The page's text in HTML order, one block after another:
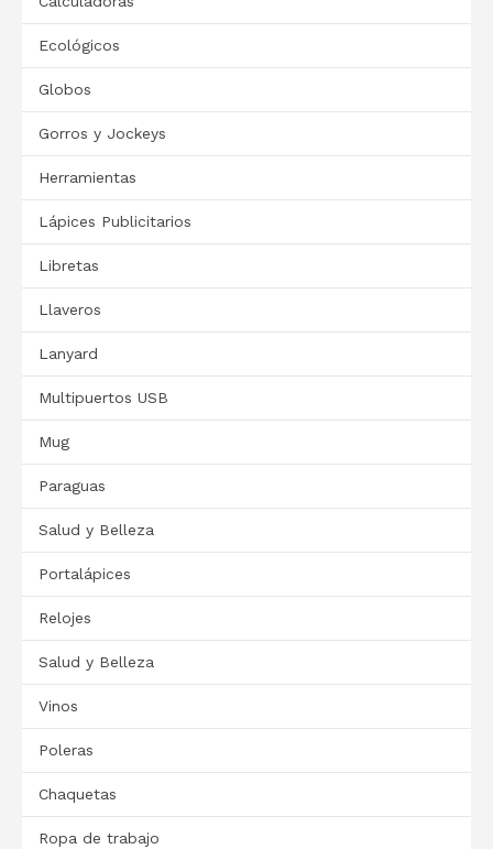
Ecológicos
Globos
Gorros y Jockeys
Herramientas
Lápices Publicitarios
Libretas
Llaveros
Lanyard
Multipuertos USB
Mug
Paraguas
Salud y Belleza
Portalápices
Relojes
Salud y Belleza
Vinos
Poleras
Chaquetas
Ropa de trabajo